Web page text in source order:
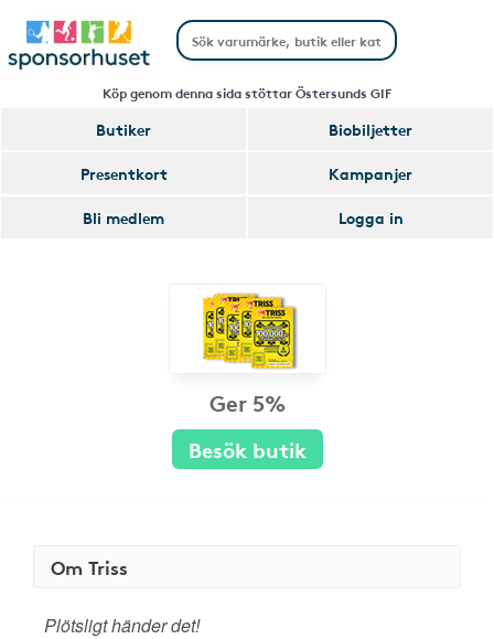
Köp genom denna sida stöttar Östersunds GIF
Butiker
Biobiljetter
Presentkort
Kampanjer
Bli medlem
Logga in
Ger 5%
Besök butik
Om Triss
Plötsligt händer det!